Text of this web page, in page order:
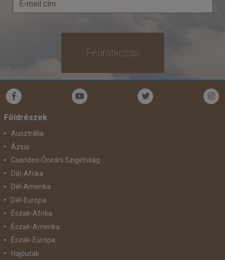
Feliratkozás
Földrészek
Ausztrália
Ázsia
Csendes-Óceáni Szigetvilág
Dél-Afrika
Dél-Amerika
Dél-Európa
Észak-Afrika
Észak-Amerika
Észak-Európa
Hajóutak